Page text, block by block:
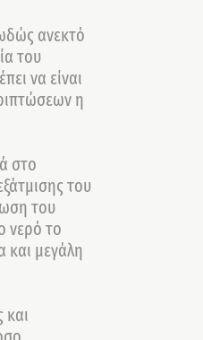
ανεκτό
του
να είναι
η
στο
του
του
νερό το
και μεγάλη
και